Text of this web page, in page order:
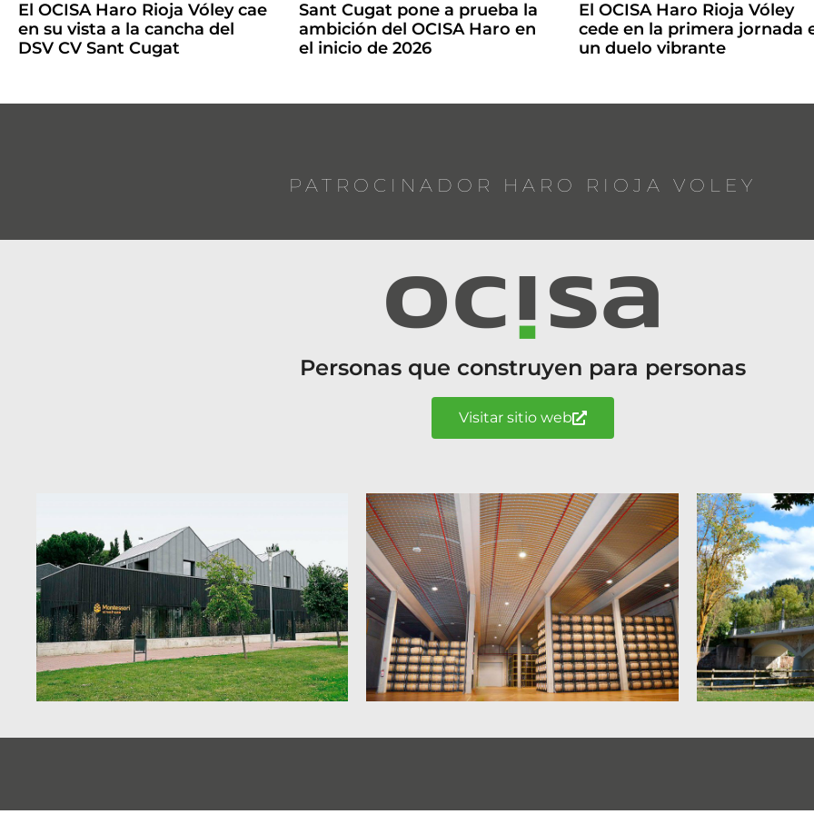
El OCISA Haro Rioja Vóley cae
en su vista a la cancha del
DSV CV Sant Cugat
Sant Cugat pone a prueba la
ambición del OCISA Haro en
el inicio de 2026
El OCISA Haro Rioja Vóley
cede en la primera jornada
un duelo vibrante
PATROCINADOR HARO RIOJA VOLEY
Personas que construyen para personas
Visitar sitio web